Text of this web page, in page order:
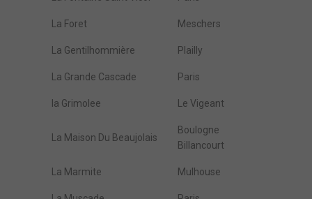
La Foret Meschers
La Gentilhommière Plailly
La Grande Cascade Paris
la Grimolee Le Vigeant
La Maison Du Beaujolais
Boulogne
Billancourt
La Marmite Mulhouse